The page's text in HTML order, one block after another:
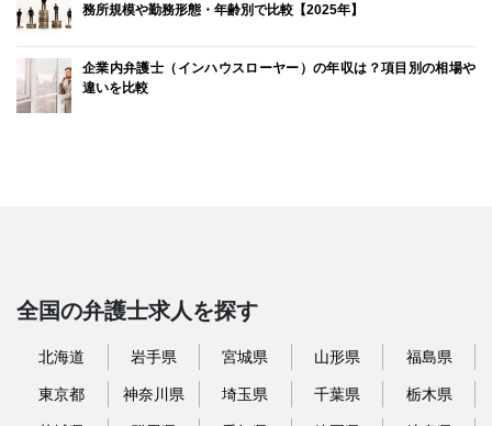
務所規模や勤務形態・年齢別で比較【2025年】
企業内弁護士（インハウスローヤー）の年収は？項目別の相場や
違いを比較
全国の弁護士求人を探す
北海道 岩手県 宮城県 山形県 福島県
東京都 神奈川県 埼玉県 千葉県 栃木県